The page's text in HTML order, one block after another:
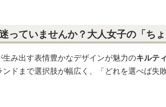
っていませんか？大人女子の「ち
み出す表情豊かなデザインが魅力のキルテ
ドまで選択肢が幅広く、「どれを選べば失